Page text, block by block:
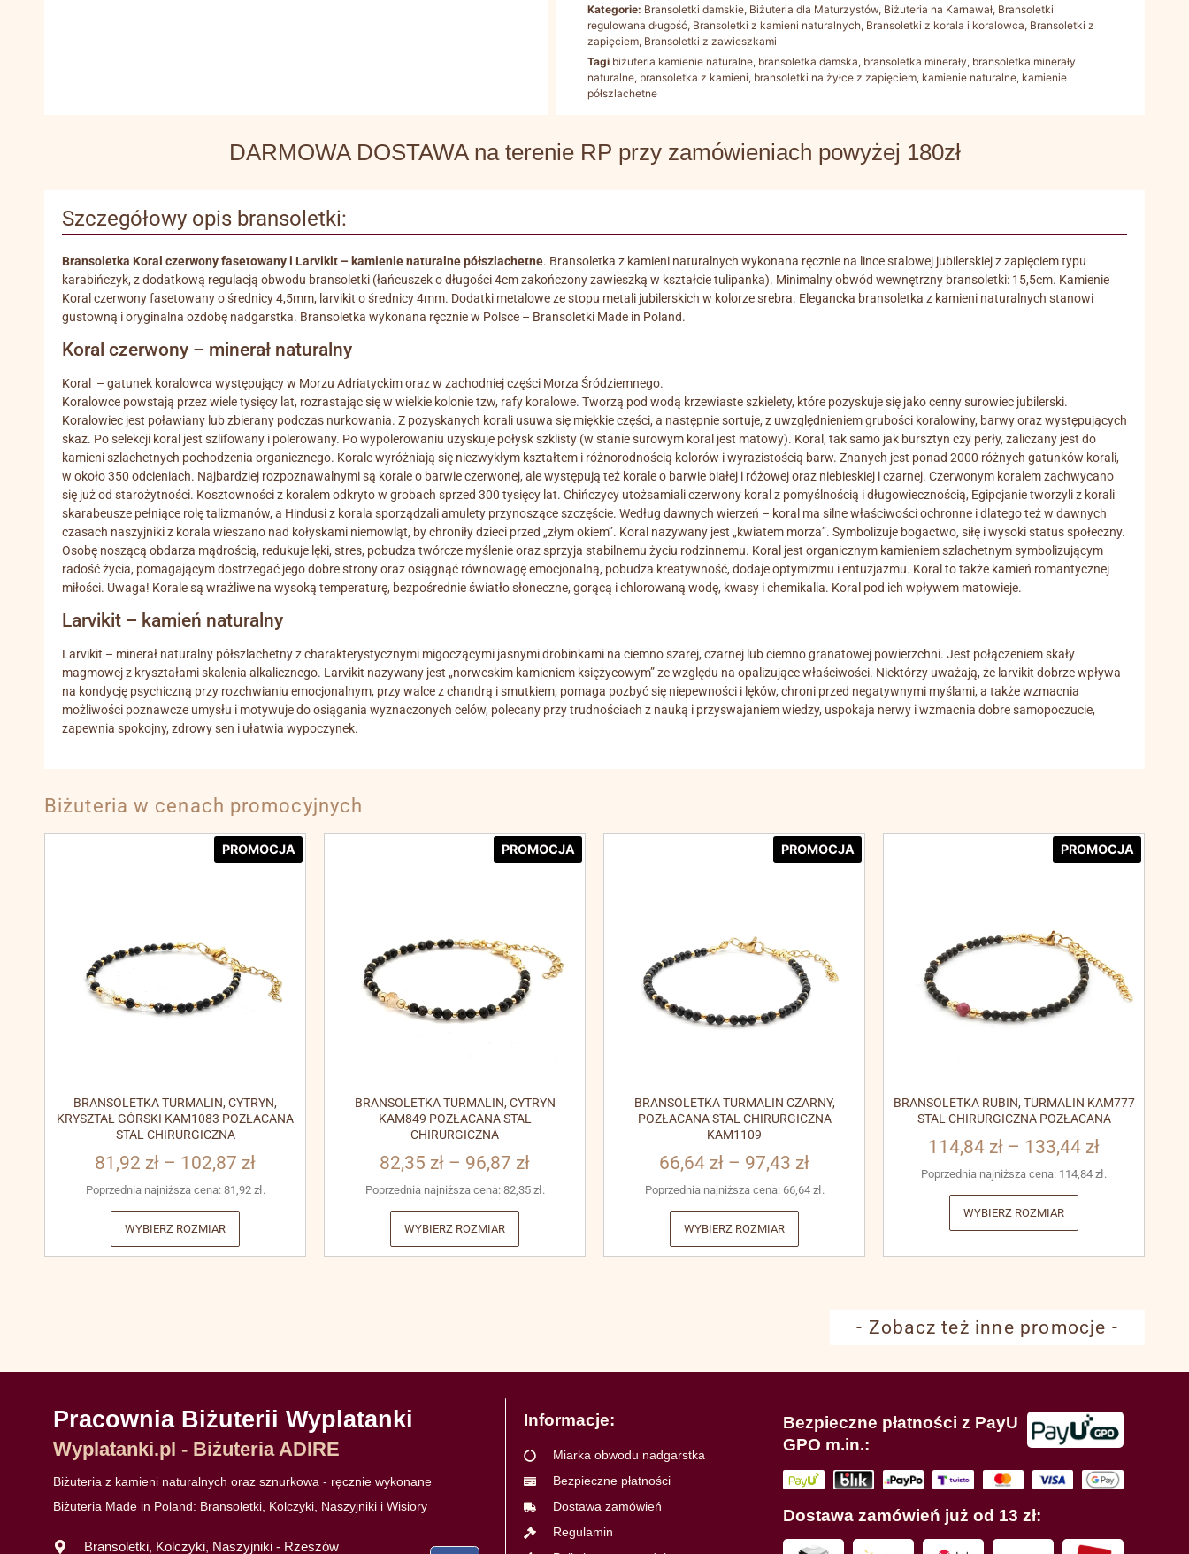
Kategorie: Bransoletki damskie, Biżuteria dla Maturzystów, Biżuteria na Karnawał, Bransoletki
regulowana długość, Bransoletki z kamieni naturalnych, Bransoletki z korala i koralowca, Bransoletki z
zapięciem, Bransoletki z zawieszkami
Tagi biżuteria kamienie naturalne, bransoletka damska, bransoletka minerały, bransoletka minerały
naturalne, bransoletka z kamieni, bransoletki na żyłce z zapięciem, kamienie naturalne, kamienie
półszlachetne
DARMOWA DOSTAWA na terenie RP przy zamówieniach powyżej 180zł
Szczegółowy opis bransoletki:
Bransoletka Koral czerwony fasetowany i Larvikit – kamienie naturalne półszlachetne. Bransoletka z kamieni naturalnych wykonana ręcznie na lince stalowej jubilerskiej z zapięciem typu
karabińczyk, z dodatkową regulacją obwodu bransoletki (łańcuszek o długości 4cm zakończony zawieszką w kształcie tulipanka). Minimalny obwód wewnętrzny bransoletki: 15,5cm. Kamienie
Koral czerwony fasetowany o średnicy 4,5mm, larvikit o średnicy 4mm. Dodatki metalowe ze stopu metali jubilerskich w kolorze srebra. Elegancka bransoletka z kamieni naturalnych stanowi
gustowną i oryginalna ozdobę nadgarstka. Bransoletka wykonana ręcznie w Polsce – Bransoletki Made in Poland.
Koral czerwony – minerał naturalny
Koral – gatunek koralowca występujący w Morzu Adriatyckim oraz w zachodniej części Morza Śródziemnego.
Koralowce powstają przez wiele tysięcy lat, rozrastając się w wielkie kolonie tzw, rafy koralowe. Tworzą pod wodą krzewiaste szkielety, które pozyskuje się jako cenny surowiec jubilerski.
Koralowiec jest poławiany lub zbierany podczas nurkowania. Z pozyskanych korali usuwa się miękkie części, a następnie sortuje, z uwzględnieniem grubości koralowiny, barwy oraz występujących
skaz. Po selekcji koral jest szlifowany i polerowany. Po wypolerowaniu uzyskuje połysk szklisty (w stanie surowym koral jest matowy). Koral, tak samo jak bursztyn czy perły, zaliczany jest do
kamieni szlachetnych pochodzenia organicznego. Korale wyróżniają się niezwykłym kształtem i różnorodnością kolorów i wyrazistością barw. Znanych jest ponad 2000 różnych gatunków korali,
w około 350 odcieniach. Najbardziej rozpoznawalnymi są korale o barwie czerwonej, ale występują też korale o barwie białej i różowej oraz niebieskiej i czarnej. Czerwonym koralem zachwycano
się już od starożytności. Kosztowności z koralem odkryto w grobach sprzed 300 tysięcy lat. Chińczycy utożsamiali czerwony koral z pomyślnością i długowiecznością, Egipcjanie tworzyli z korali
skarabeusze pełniące rolę talizmanów, a Hindusi z korala sporządzali amulety przynoszące szczęście. Według dawnych wierzeń – koral ma silne właściwości ochronne i dlatego też w dawnych
czasach naszyjniki z korala wieszano nad kołyskami niemowląt, by chroniły dzieci przed „złym okiem”. Koral nazywany jest „kwiatem morza”. Symbolizuje bogactwo, siłę i wysoki status społeczny.
Osobę noszącą obdarza mądrością, redukuje lęki, stres, pobudza twórcze myślenie oraz sprzyja stabilnemu życiu rodzinnemu. Koral jest organicznym kamieniem szlachetnym symbolizującym
radość życia, pomagającym dostrzegać jego dobre strony oraz osiągnąć równowagę emocjonalną, pobudza kreatywność, dodaje optymizmu i entuzjazmu. Koral to także kamień romantycznej
miłości. Uwaga! Korale są wrażliwe na wysoką temperaturę, bezpośrednie światło słoneczne, gorącą i chlorowaną wodę, kwasy i chemikalia. Koral pod ich wpływem matowieje.
Larvikit – kamień naturalny
Larvikit – minerał naturalny półszlachetny z charakterystycznymi migoczącymi jasnymi drobinkami na ciemno szarej, czarnej lub ciemno granatowej powierzchni. Jest połączeniem skały
magmowej z kryształami skalenia alkalicznego. Larvikit nazywany jest „norweskim kamieniem księżycowym” ze względu na opalizujące właściwości. Niektórzy uważają, że larvikit dobrze wpływa
na kondycję psychiczną przy rozchwianiu emocjonalnym, przy walce z chandrą i smutkiem, pomaga pozbyć się niepewności i lęków, chroni przed negatywnymi myślami, a także wzmacnia
możliwości poznawcze umysłu i motywuje do osiągania wyznaczonych celów, polecany przy trudnościach z nauką i przyswajaniem wiedzy, uspokaja nerwy i wzmacnia dobre samopoczucie,
zapewnia spokojny, zdrowy sen i ułatwia wypoczynek.
Biżuteria w cenach promocyjnych
PROMOCJA
BRANSOLETKA TURMALIN, CYTRYN,
KRYSZTAŁ GÓRSKI KAM1083 POZŁACANA
STAL CHIRURGICZNA
81,92 zł – 102,87 zł
Poprzednia najniższa cena: 81,92 zł.
WYBIERZ ROZMIAR
PROMOCJA
BRANSOLETKA TURMALIN, CYTRYN
KAM849 POZŁACANA STAL
CHIRURGICZNA
82,35 zł – 96,87 zł
Poprzednia najniższa cena: 82,35 zł.
WYBIERZ ROZMIAR
PROMOCJA
BRANSOLETKA TURMALIN CZARNY,
POZŁACANA STAL CHIRURGICZNA
KAM1109
66,64 zł – 97,43 zł
Poprzednia najniższa cena: 66,64 zł.
WYBIERZ ROZMIAR
PROMOCJA
BRANSOLETKA RUBIN, TURMALIN KAM777
STAL CHIRURGICZNA POZŁACANA
114,84 zł – 133,44 zł
Poprzednia najniższa cena: 114,84 zł.
WYBIERZ ROZMIAR
- Zobacz też inne promocje -
Pracownia Biżuterii Wyplatanki
Wyplatanki.pl - Biżuteria ADIRE
Biżuteria z kamieni naturalnych oraz sznurkowa - ręcznie wykonane
Biżuteria Made in Poland: Bransoletki, Kolczyki, Naszyjniki i Wisiory
Bransoletki, Kolczyki, Naszyjniki - Rzeszów
Informacje:
Miarka obwodu nadgarstka
Bezpieczne płatności
Dostawa zamówień
Regulamin
Bezpieczne płatności z PayU
GPO m.in.:
Dostawa zamówień już od 13 zł: